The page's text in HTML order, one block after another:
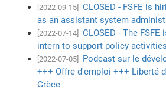
[2022-09-15]
CLOSED - FSFE is
as an assistant system
[2022-07-14]
CLOSED - The
intern to support policy activities
[2022-07-05]
Podcast sur le
+++ Offre d'emploi +++ Liberté
Grèce